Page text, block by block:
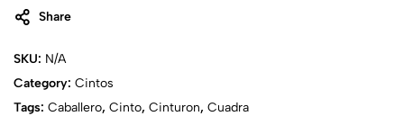
Share
SKU: N/A
Category: Cintos
Tags: Caballero, Cinto, Cinturon, Cuadra